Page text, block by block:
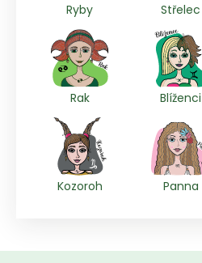
Ryby Střelec
Rak Blíženci
Kozoroh Panna